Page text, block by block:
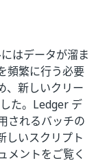
はデータが溜ま
頻繁に行う必要
、新しいクリー
た。Ledger デ
されるバッチの
しいスクリプト
メントをご覧く